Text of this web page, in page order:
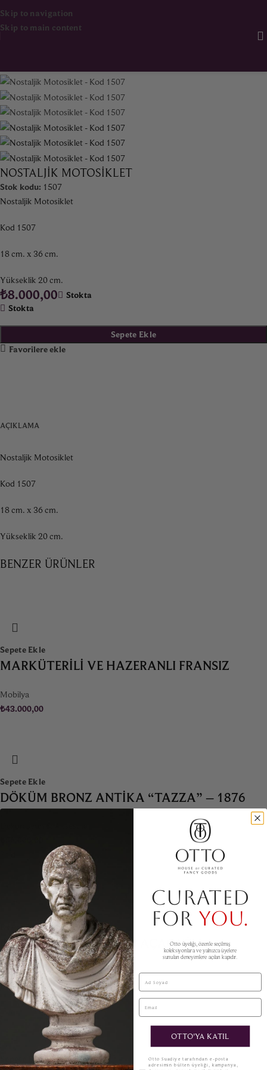
Skip to navigation
Skip to main content
NOSTALJIK MOTOSIKLET
Stok kodu: 1507
Nostaljik Motosiklet
Kod 1507
18 cm. x 36 cm.
Yükseklik 20 cm.
₺8.000,00
Stokta
Stokta
Sepete Ekle
Favorilere ekle
AÇIKLAMA
Nostaljik Motosiklet
Kod 1507
18 cm. x 36 cm.
Yükseklik 20 cm.
BENZER ÜRÜNLER
Sepete Ekle
MARKÜTERILI VE HAZERANLI FRANSIZ
Mobilya
₺43.000,00
Sepete Ekle
DÖKÜM BRONZ ANTIKA “TAZZA” – 1876
Devamını oku
TOLEDO KILIÇ MEKTUP AÇACAĞI
Hediye Fikirleri
₺3.000,00
Sepete Ekle
CURATED
FOR YOU.
Otto üyeliği, özenle seçilmiş
koleksiyonlara ve yalnızca üyelere
sunulan deneyimlere açılan kapıdır.
Ad Soyad
Email
OTTO'YA KATIL
KVKKOtto Suadiye tarafından e-posta
adresimin bülten üyeliği, kampanya,